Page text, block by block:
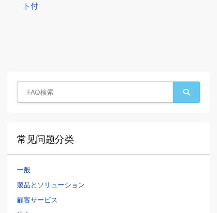
ト付
常见问题分类
一般
製品とソリューション
顧客サービス